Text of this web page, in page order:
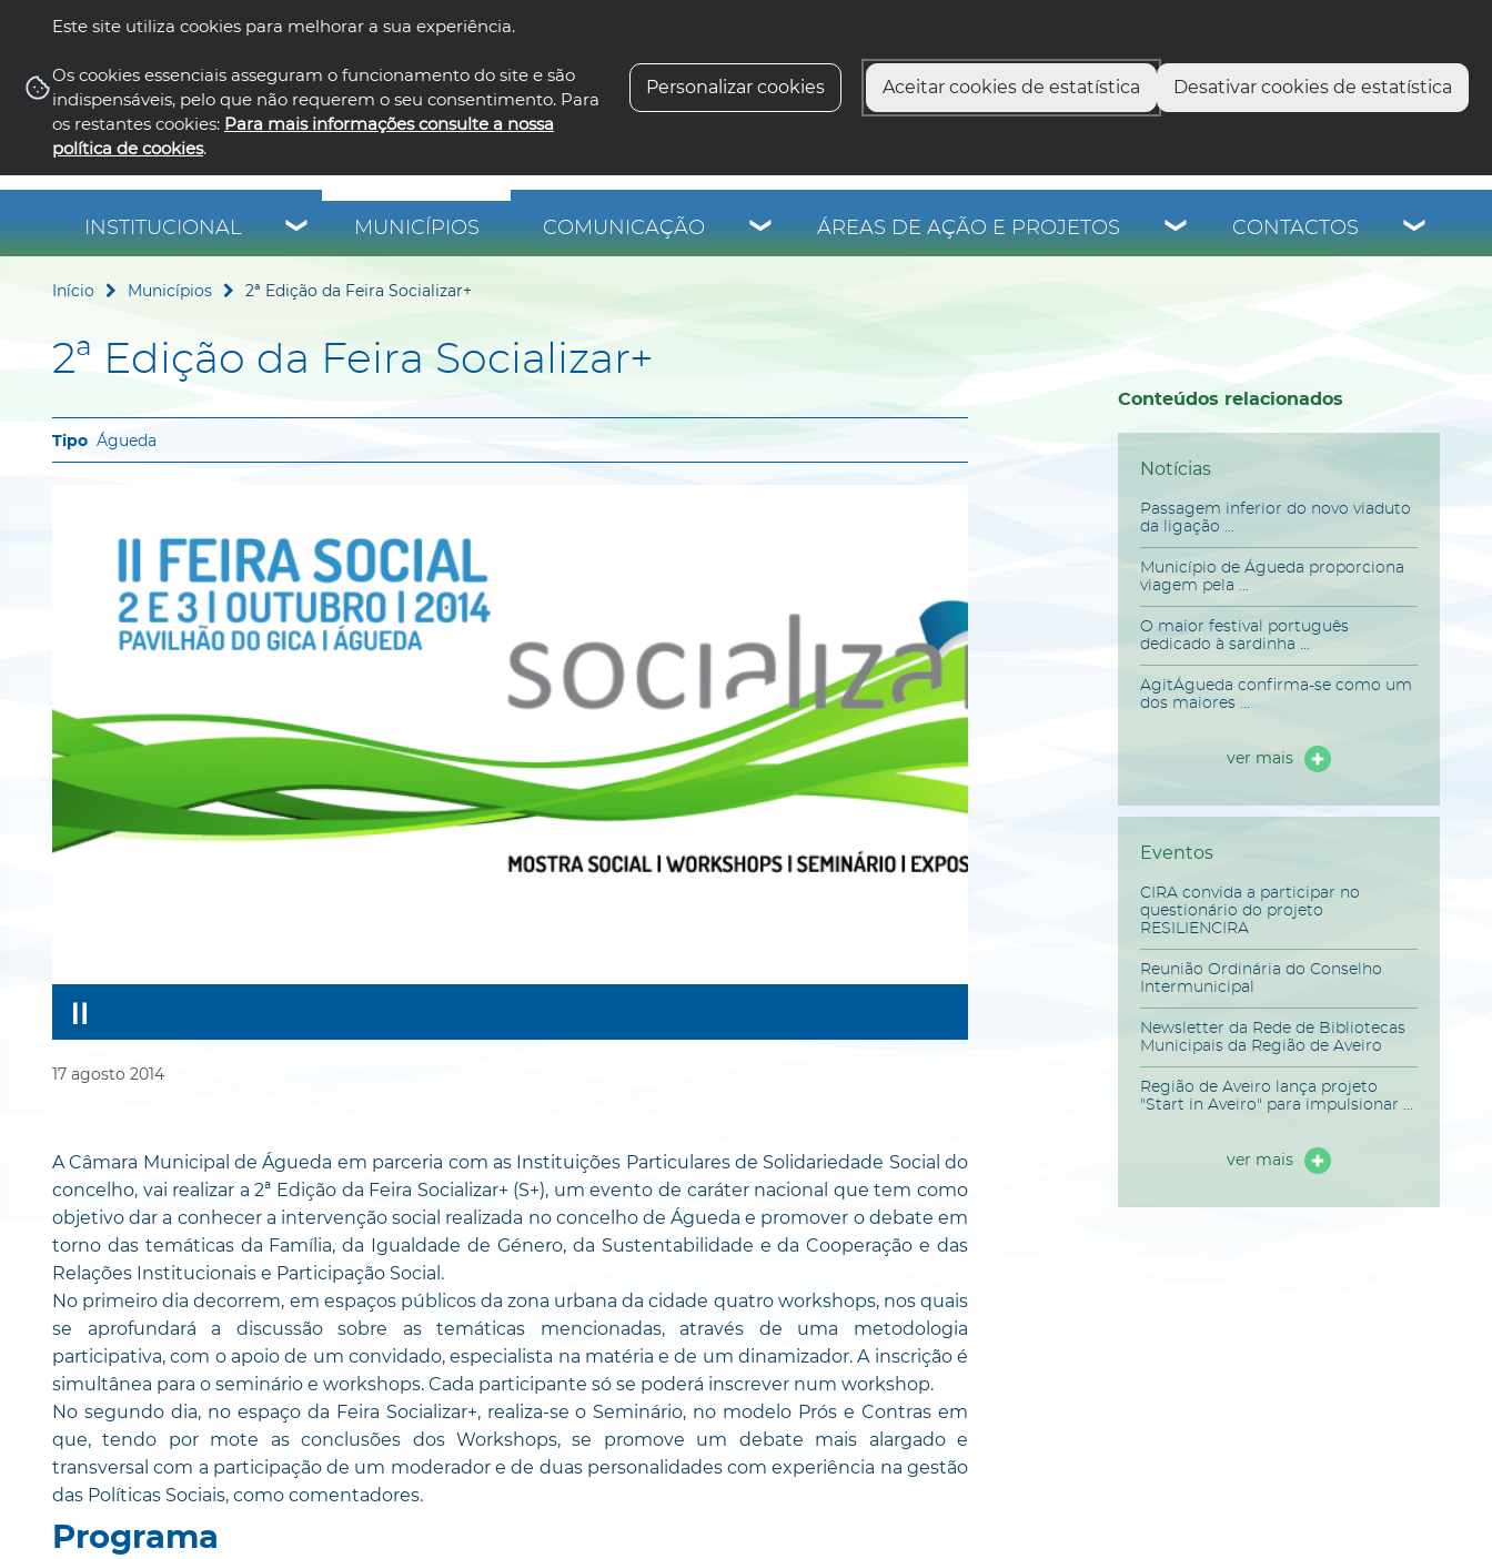
Este site utiliza cookies para melhorar a sua experiência.
Os cookies essenciais asseguram o funcionamento do site e são
indispensáveis, pelo que não requerem o seu consentimento. Para
os restantes cookies: Para mais informações consulte a nossa
política de cookies.
Personalizar cookies Aceitar cookies de estatística Desativar cookies de estatística
INSTITUCIONAL MUNICÍPIOS COMUNICAÇÃO ÁREAS DE AÇÃO E PROJETOS CONTACTOS
Início Municípios 2ª Edição da Feira Socializar+
2ª Edição da Feira Socializar+
Águeda
17 agosto 2014
A Câmara Municipal de Águeda em parceria com as Instituições Particulares de Solidariedade Social do
concelho, vai realizar a 2ª Edição da Feira Socializar+ (S+), um evento de caráter nacional que tem como
objetivo dar a conhecer a intervenção social realizada no concelho de Águeda e promover o debate em
torno das temáticas da Família, da Igualdade de Género, da Sustentabilidade e da Cooperação e das
Relações Institucionais e Participação Social.
No primeiro dia decorrem, em espaços públicos da zona urbana da cidade quatro workshops, nos quais
se aprofundará a discussão sobre as temáticas mencionadas, através de uma metodologia
participativa, com o apoio de um convidado, especialista na matéria e de um dinamizador. A inscrição é
simultânea para o seminário e workshops. Cada participante só se poderá inscrever num workshop.
No segundo dia, no espaço da Feira Socializar+, realiza-se o Seminário, no modelo Prós e Contras em
que, tendo por mote as conclusões dos Workshops, se promove um debate mais alargado e
transversal com a participação de um moderador e de duas personalidades com experiência na gestão
das Políticas Sociais, como comentadores.
Programa
Conteúdos relacionados
Notícias
Passagem inferior do novo viaduto
da ligação ...
Município de Águeda proporciona
viagem pela ...
O maior festival português
dedicado à sardinha ...
AgitÁgueda confirma-se como um
dos maiores ...
ver mais
Eventos
CIRA convida a participar no
questionário do projeto
RESILIENCIRA
Reunião Ordinária do Conselho
Intermunicipal
Newsletter da Rede de Bibliotecas
Municipais da Região de Aveiro
Região de Aveiro lança projeto
"Start in Aveiro" para impulsionar ...
ver mais